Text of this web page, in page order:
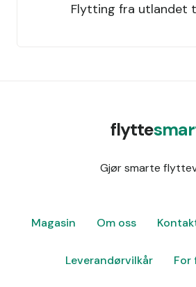
Flytting fra utlandet
flytte
Gjør smarte
Magasin Om oss
Leverandørvilkår For